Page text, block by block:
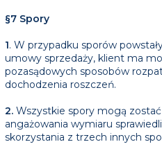
§7 Spory
1. W przypadku sporów
umowy sprzedaży, klient ma
pozasądowych sposobów
dochodzenia roszczeń.
2. Wszystkie spory mogą
angażowania wymiaru
skorzystania z trzech innych